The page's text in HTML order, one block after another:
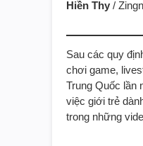
Hiền Thy /
Sau các quy
chơi game,
Trung Quốc lần
việc giới trẻ
trong những